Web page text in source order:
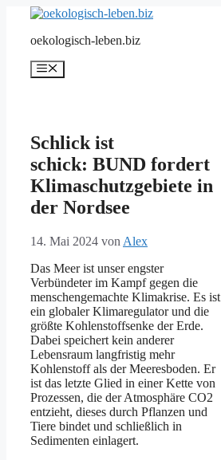
springenoekologisch-leben.biz
Menü
Schlick ist
schick: BUND fordert
Klimaschutzgebiete in
der Nordsee
14. Mai 2024 von Alex
Das Meer ist unser engster
Verbündeter im Kampf gegen die
menschengemachte Klimakrise. Es ist
ein globaler Klimaregulator und die
größte Kohlenstoffsenke der Erde.
Dabei speichert kein anderer
Lebensraum langfristig mehr
Kohlenstoff als der Meeresboden. Er
ist das letzte Glied in einer Kette von
Prozessen, die der Atmosphäre CO2
entzieht, dieses durch Pflanzen und
Tiere bindet und schließlich in
Sedimenten einlagert.